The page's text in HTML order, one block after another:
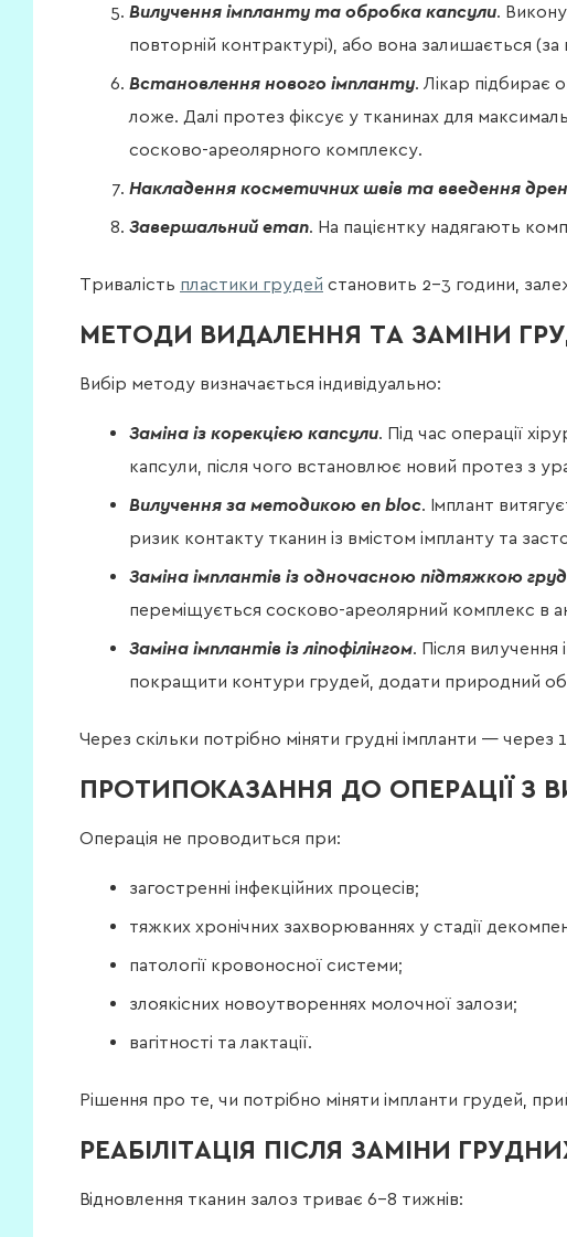
Вилучення імпланту та обробка капсули.
повторній контрактурі), або вона залишається (за
Встановлення нового імпланту. Лікар підбирає
ложе. Далі протез фіксує у тканинах для
сосково-ареолярного комплексу.
Накладення косметичних швів та введення
Завершальний етап. На пацієнтку надягають
Тривалість пластики грудей становить 2–3 години,
МЕТОДИ ВИДАЛЕННЯ ТА ЗАМІНИ
Вибір методу визначається індивідуально:
Заміна із корекцією капсули. Під час операції
капсули, після чого встановлює новий протез з
Вилучення за методикою en bloc. Імплант
ризик контакту тканин із вмістом імпланту та
Заміна імплантів із одночасною підтяжкою
переміщується сосково-ареолярний комплекс в
Заміна імплантів із ліпофілінгом. Після
покращити контури грудей, додати природний
Через скільки потрібно міняти грудні імпланти — через
ПРОТИПОКАЗАННЯ ДО ОПЕРАЦІЇ З
Операція не проводиться при:
загостренні інфекційних процесів;
тяжких хронічних захворюваннях у стадії
патології кровоносної системи;
злоякісних новоутвореннях молочної залози;
вагітності та лактації.
Рішення про те, чи потрібно міняти імпланти грудей,
РЕАБІЛІТАЦІЯ ПІСЛЯ ЗАМІНИ
Відновлення тканин залоз триває 6–8 тижнів: